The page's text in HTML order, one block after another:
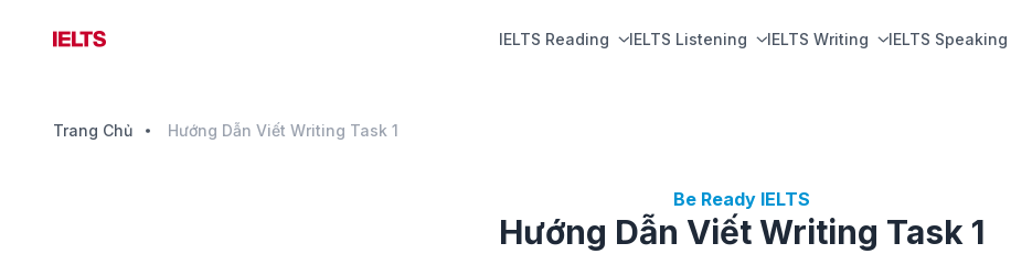
IELTS Reading IELTS Listening IELTS Writing IELTS Speaking
Trang Chủ Hướng Dẫn Viết Writing Task 1
Be Ready IELTS
Hướng Dẫn Viết Writing Task 1